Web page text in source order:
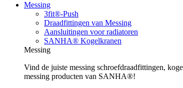
Messing
3fit®-Push
Draadfittingen van Messing
Aansluitingen voor radiatoren
SANHA® Kogelkranen
Messing
Vind de juiste messing schroefdraadfittingen,
messing producten van SANHA®!